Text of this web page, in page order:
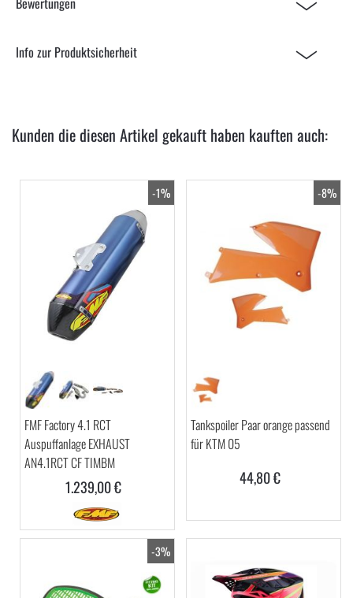
Info zur Produktsicherheit
Kunden die diesen Artikel gekauft haben kauften auch:
-1%
FMF Factory 4.1 RCT
Auspuffanlage EXHAUST
AN4.1RCT CF TIMBM
1.239,00 €
-8%
Tankspoiler Paar orange passend
für KTM 05
44,80 €
-3%